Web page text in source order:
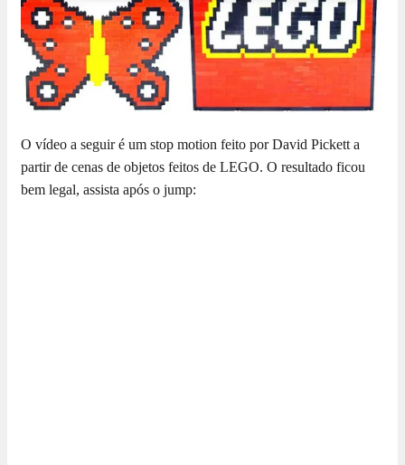
O vídeo a seguir é um stop motion feito por David Pickett a
partir de cenas de objetos feitos de LEGO. O resultado ficou
bem legal, assista após o jump: